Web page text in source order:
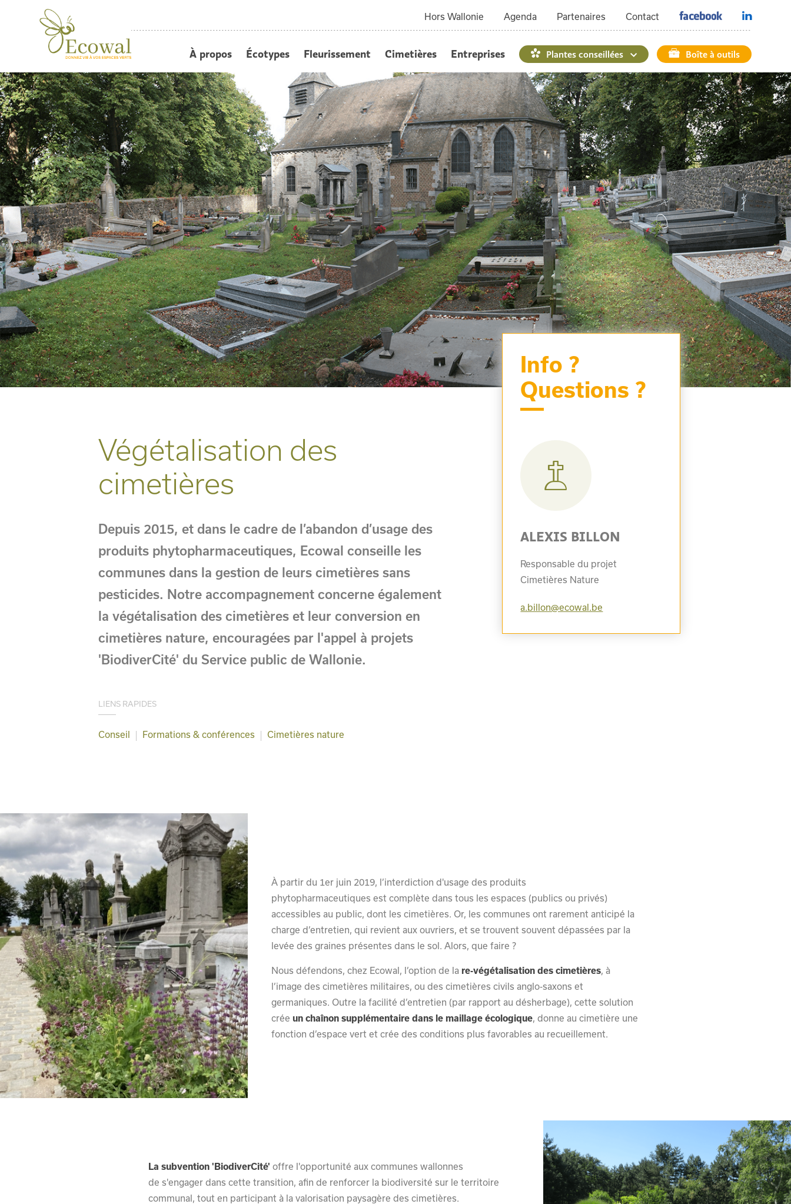
Hors Wallonie Agenda Partenaires Contact
À propos Écotypes Fleurissement Cimetières Entreprises Plantes conseillées Boîte à outils
Végétalisation des
cimetières
Depuis 2015, et dans le cadre de l’abandon d’usage des
produits phytopharmaceutiques, Ecowal conseille les
communes dans la gestion de leurs cimetières sans
pesticides. Notre accompagnement concerne également
la végétalisation des cimetières et leur conversion en
cimetières nature, encouragées par l'appel à projets
'BiodiverCité' du Service public de Wallonie.
LIENS RAPIDES
Conseil Formations & conférences Cimetières nature
Info ?
Questions ?
ALEXIS BILLON
Responsable du projet
Cimetières Nature
a.billon@ecowal.be
À partir du 1er juin 2019, l’interdiction d'usage des produits
phytopharmaceutiques est complète dans tous les espaces (publics ou privés)
accessibles au public, dont les cimetières. Or, les communes ont rarement anticipé la
charge d’entretien, qui revient aux ouvriers, et se trouvent souvent dépassées par la
levée des graines présentes dans le sol. Alors, que faire ?
Nous défendons, chez Ecowal, l’option de la re-végétalisation des cimetières, à
l’image des cimetières militaires, ou des cimetières civils anglo-saxons et
germaniques. Outre la facilité d’entretien (par rapport au désherbage), cette solution
crée un chaînon supplémentaire dans le maillage écologique, donne au cimetière une
fonction d’espace vert et crée des conditions plus favorables au recueillement.
La subvention 'BiodiverCité' offre l'opportunité aux communes wallonnes
de s'engager dans cette transition, afin de renforcer la biodiversité sur le territoire
communal, tout en participant à la valorisation paysagère des cimetières.